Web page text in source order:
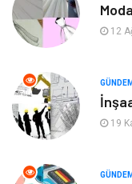
Güzellik & Bakım
Aksesuar
Hizmet
Mobilya
12
GÜNDEM
19
GÜNDEM